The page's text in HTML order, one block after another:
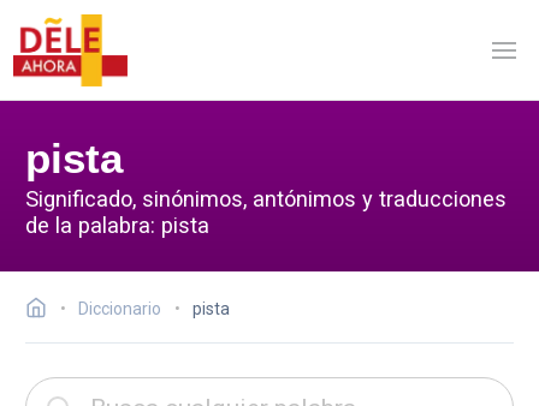
pista
Significado, sinónimos, antónimos y traducciones
de la palabra: pista
Diccionario pista